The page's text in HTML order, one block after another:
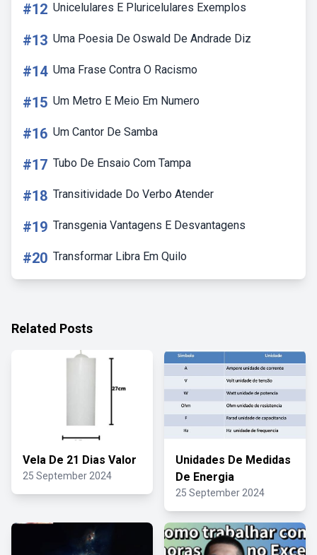
#12 Unicelulares E Pluricelulares Exemplos
#13 Uma Poesia De Oswald De Andrade Diz
#14 Uma Frase Contra O Racismo
#15 Um Metro E Meio Em Numero
#16 Um Cantor De Samba
#17 Tubo De Ensaio Com Tampa
#18 Transitividade Do Verbo Atender
#19 Transgenia Vantagens E Desvantagens
#20 Transformar Libra Em Quilo
Related Posts
Vela De 21 Dias Valor
25 September 2024
Unidades De Medidas
De Energia
25 September 2024